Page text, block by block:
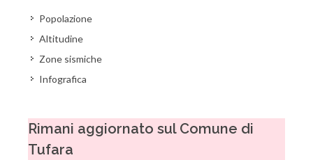
Popolazione
Altitudine
Zone sismiche
Infografica
Rimani aggiornato sul Comune di
Tufara